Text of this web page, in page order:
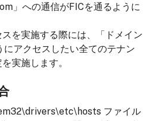
」への通信がFICを通るように
を実施する際には、「ドメイン
にアクセスしたい全てのテナン
実施します。
ファイル